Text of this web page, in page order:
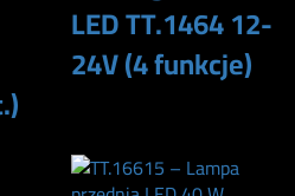
LED TT.1464 12-
24V (4 funkcje)